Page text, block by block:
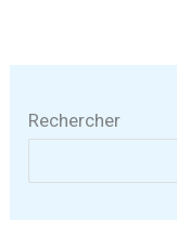
Rechercher